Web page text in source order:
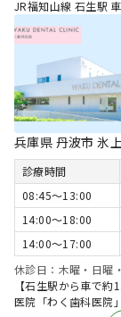
JR福知山線 石生駅
兵庫県 丹波市 氷
診療時間
08:45〜13:00
14:00〜18:00
14:00〜17:00
休診日：木曜・日曜
【石生駅から車で
医院「わく歯科医院」